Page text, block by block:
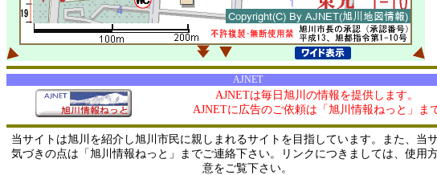
AJNET
AJNETは毎日旭川の情報を提供します。
AJNETに広告のご依頼は「旭川情報ねっと」ま
当サイトは旭川を紹介し旭川市民に親しまれるサイトを目指しています。また、当
気づきの点は「旭川情報ねっと」までご連絡下さい。リンクにつきましては、使用
意をご覧下さい。